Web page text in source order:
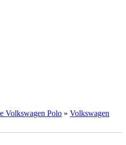
Volkswagen Polo » Volkswagen